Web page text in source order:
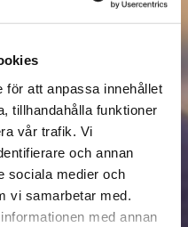
för att anpassa innehållet
tillhandahålla funktioner
vår trafik. Vi
och annan
sociala medier och
vi samarbetar med.
med annan